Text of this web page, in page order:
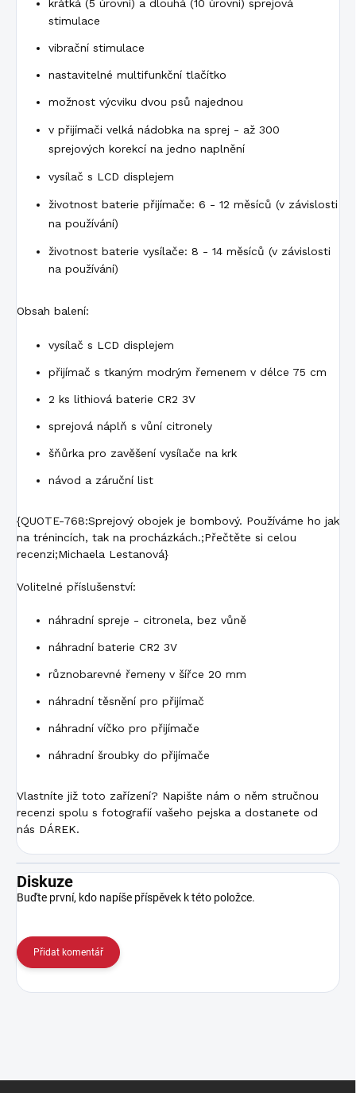
krátká (5 úrovní) a dlouhá (10 úrovní) sprejová
stimulace
vibrační stimulace
nastavitelné multifunkční tlačítko
možnost výcviku dvou psů najednou
v přijímači velká nádobka na sprej - až 300
sprejových korekcí na jedno naplnění
vysílač s LCD displejem
životnost baterie přijímače: 6 - 12 měsíců (v závislosti
na používání)
životnost baterie vysílače: 8 - 14 měsíců (v závislosti
na používání)
Obsah balení:
vysílač s LCD displejem
přijímač s tkaným modrým řemenem v délce 75 cm
2 ks lithiová baterie CR2 3V
sprejová náplň s vůní citronely
šňůrka pro zavěšení vysílače na krk
návod a záruční list
{QUOTE-768:Sprejový obojek je bombový. Používáme ho jak
na trénincích, tak na procházkách.;Přečtěte si celou
recenzi;Michaela Lestanová}
Volitelné příslušenství:
náhradní spreje - citronela, bez vůně
náhradní baterie CR2 3V
různobarevné řemeny v šířce 20 mm
náhradní těsnění pro přijímač
náhradní víčko pro přijímače
náhradní šroubky do přijímače
Vlastníte již toto zařízení? Napište nám o něm stručnou
recenzi spolu s fotografií vašeho pejska a dostanete od
nás DÁREK.
Diskuze
Buďte první, kdo napíše příspěvek k této položce.
Přidat komentář